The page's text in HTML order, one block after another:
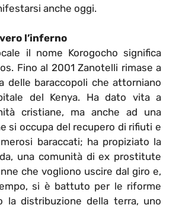
anche oggi.
l’inferno
il nome Korogocho significa
Fino al 2001 Zanotelli rimase a
delle baraccopoli che attorniano
del Kenya. Ha dato vita a
cristiane, ma anche ad una
si occupa del recupero di rifiuti e
baraccati; ha propiziato la
una comunità di ex prostitute
che vogliono uscire dal giro e,
si è battuto per le riforme
la distribuzione della terra, uno